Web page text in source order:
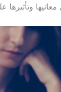
وتأثيرها